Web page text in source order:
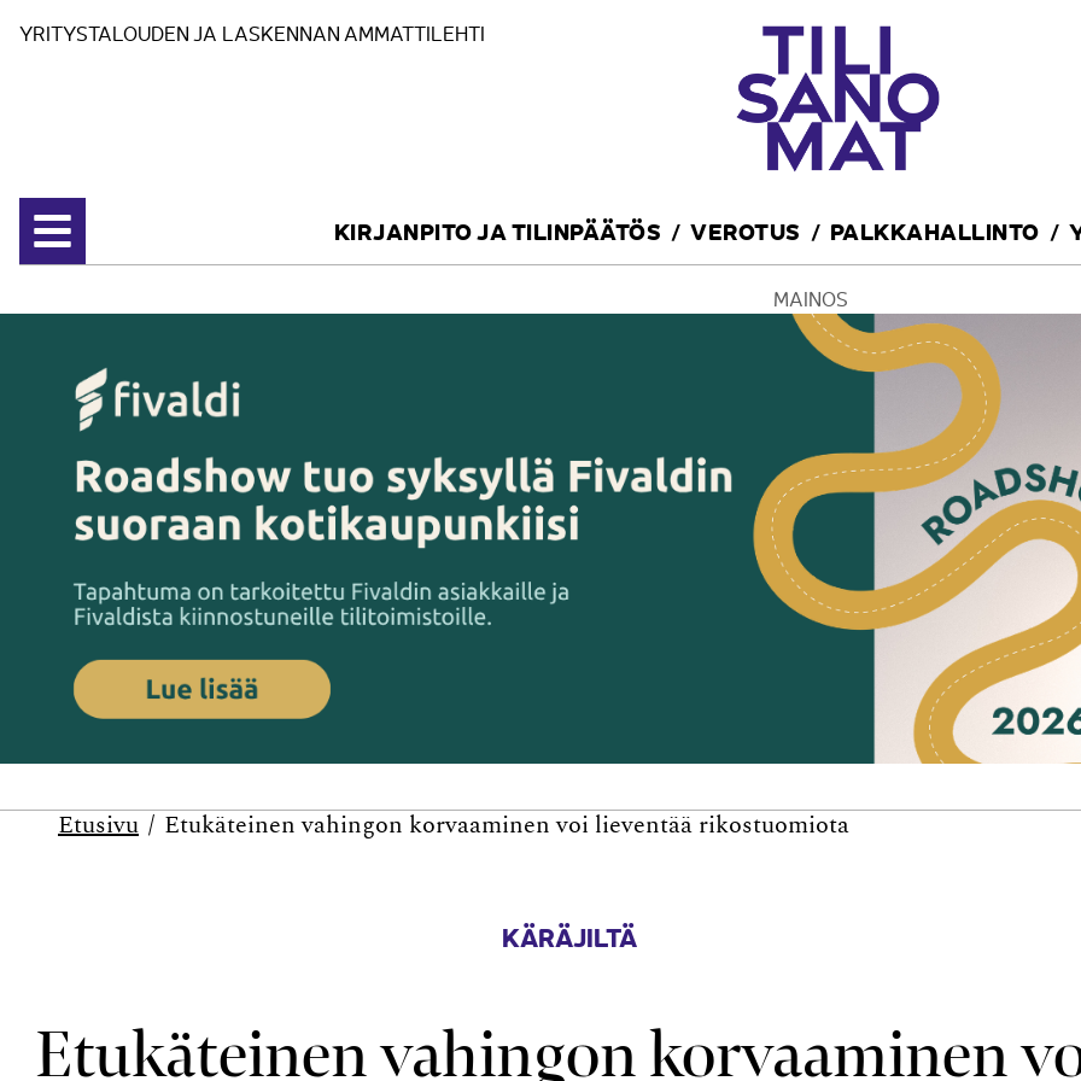
YRITYSTALOUDEN JA LASKENNAN AMMATTILEHTI
Avaa valikko
KIRJANPITO JA TILINPÄÄTÖS VEROTUS PALKKAHALLINTO
MAINOS
Etusivu Etukäteinen vahingon korvaaminen voi lieventää rikostuomiota
KÄRÄJILTÄ
Etukäteinen vahingon korvaaminen